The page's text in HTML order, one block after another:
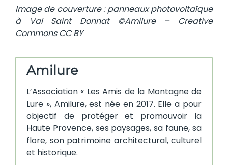
Image de couverture : panneaux photovoltaïque
à Val Saint Donnat ©Amilure – Creative
Commons CC BY
Amilure
L’Association « Les Amis de la Montagne de
Lure », Amilure, est née en 2017. Elle a pour
objectif de protéger et promouvoir la
Haute Provence, ses paysages, sa faune, sa
flore, son patrimoine architectural, culturel
et historique.